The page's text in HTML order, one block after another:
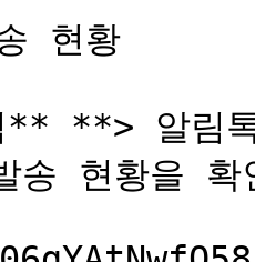
현황
** **> 알림
송 현황을